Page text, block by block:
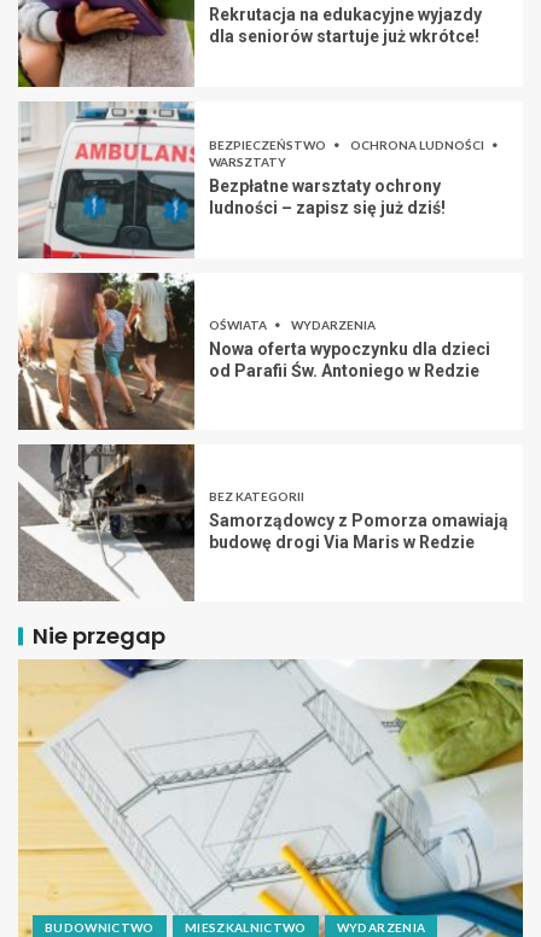
Rekrutacja na edukacyjne wyjazdy
dla seniorów startuje już wkrótce!
BEZPIECZEŃSTWO
OCHRONA LUDNOŚCI
WARSZTATY
Bezpłatne warsztaty ochrony
ludności – zapisz się już dziś!
OŚWIATA WYDARZENIA
Nowa oferta wypoczynku dla dzieci
od Parafii Św. Antoniego w Redzie
BEZ KATEGORII
Samorządowcy z Pomorza omawiają
budowę drogi Via Maris w Redzie
Nie przegap
BUDOWNICTWO MIESZKALNICTWO WYDARZENIA